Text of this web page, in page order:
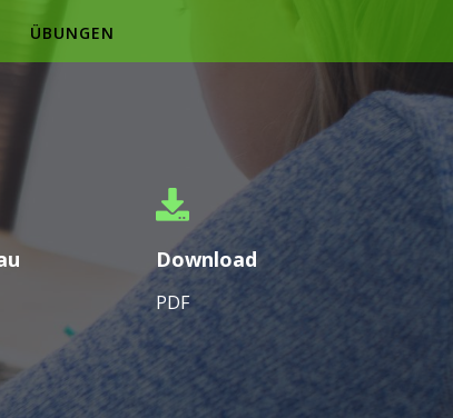
ÜBUNGEN
Download
PDF